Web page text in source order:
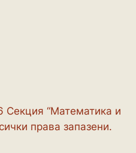
“Математика и
права запазени.